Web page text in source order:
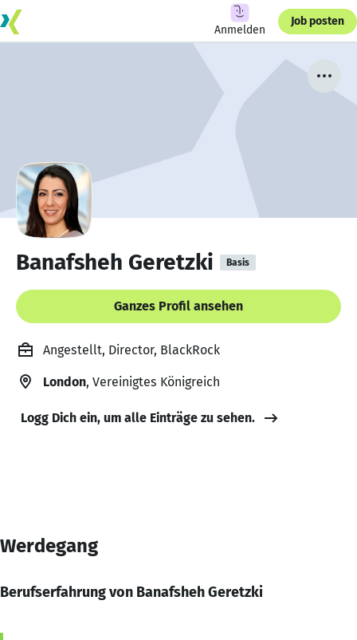
Anmelden
Job posten
Banafsheh Geretzki Basis
Ganzes Profil ansehen
Angestellt, Director, BlackRock
London, Vereinigtes Königreich
Logg Dich ein, um alle Einträge zu sehen.
Werdegang
Berufserfahrung von Banafsheh Geretzki